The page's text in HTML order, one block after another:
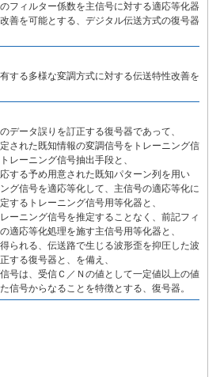
フィルター係数を主信号に対する適応等化器
善を可能とする、デジタル伝送方式の復号器
する多様な変調方式に対する伝送特性改善を
データ誤りを訂正する復号器であって、
された既知情報の変調信号をトレーニング信
レーニング信号抽出手段と、
する予め用意された既知パターン列を用い
グ信号を適応等化して、主信号の適応等化に
するトレーニング信号用等化器と、
ーニング信号を推定することなく、前記フィ
適応等化処理を施す主信号用等化器と、
られる、伝送路で生じる波形歪を抑圧した波
する復号器と、を備え、
号は、受信Ｃ／Ｎの値として一定値以上の値
信号からなることを特徴とする、復号器。